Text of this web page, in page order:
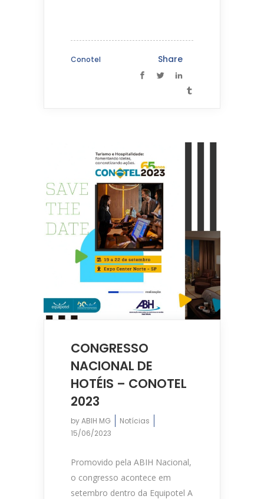
Conotel Share
CONGRESSO
NACIONAL DE
HOTÉIS – CONOTEL
2023
byABIH MG
Notícias
15/06/2023
Promovido pela ABIH Nacional,
o congresso acontece em
setembro dentro da Equipotel A